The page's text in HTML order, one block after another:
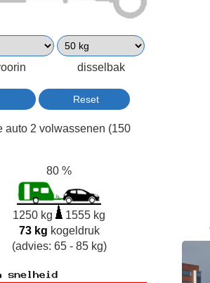
disselbak
auto 2 volwassenen (150
80 %
1250 kg
1555 kg
73 kg kogeldruk
(advies: 65 - 85 kg)